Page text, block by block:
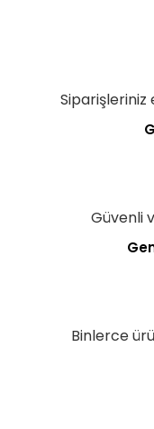
Siparişleriniz
Güvenli
Binlerce